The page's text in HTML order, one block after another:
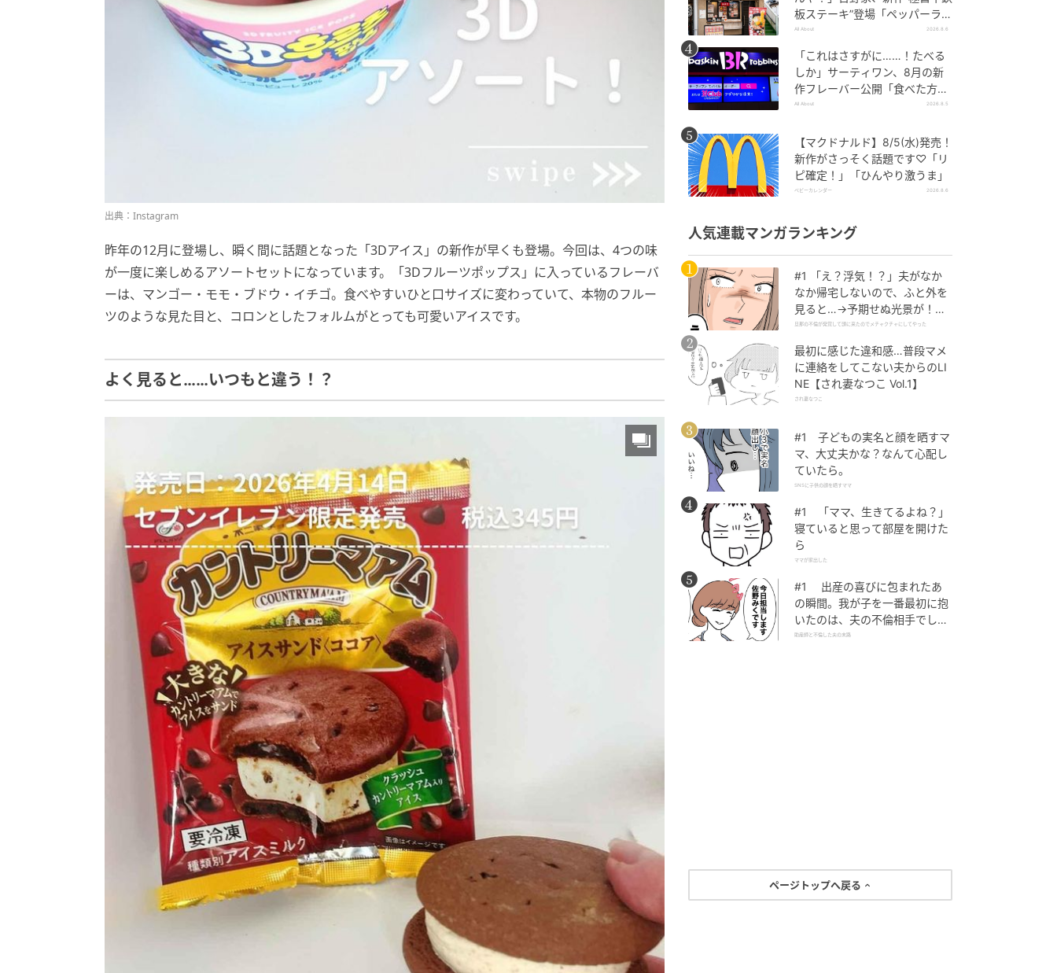
出典：Instagram
昨年の12月に登場し、瞬く間に話題となった「3Dアイス」の新作が早くも登場。今回は、4つの味
が一度に楽しめるアソートセットになっています。「3Dフルーツポップス」に入っているフレーバ
ーは、マンゴー・モモ・ブドウ・イチゴ。食べやすいひと口サイズに変わっていて、本物のフルー
ツのような見た目と、コロンとしたフォルムがとっても可愛いアイスです。
よく見ると……いつもと違う！？
板ステーキ”登場「ペッパーラン
チを潰しに来たぞ……」
All About 2026.8.6
「これはさすがに……！たべる
しか」サーティワン、8月の新
作フレーバー公開「食べた方が
良いですよスイカサマーは」
All About 2026.8.5
【マクドナルド】8/5(水)発売！
新作がさっそく話題です♡「リ
ピ確定！」「ひんやり激うま」
ベビーカレンダー 2026.8.6
人気連載マンガランキング
#1 「え？浮気！？」夫がなか
なか帰宅しないので、ふと外を
見ると…→予期せぬ光景が！｜
旦那の不倫が発覚して頭に来た
旦那の不倫が発覚して頭に来たのでメチャクチャにしてやった
最初に感じた違和感…普段マメ
に連絡をしてこない夫からのLI
NE【され妻なつこ Vol.1】
され妻なつこ
#1 子どもの実名と顔を晒すマ
マ、大丈夫かな？なんて心配し
ていたら。
SNSに子供の顔を晒すママ
#1 「ママ、生きてるよね？」
寝ていると思って部屋を開けた
ら
ママが家出した
#1 出産の喜びに包まれたあ
の瞬間。我が子を一番最初に抱
いたのは、夫の不倫相手でし
た。
助産師と不倫した夫の末路
ページトップへ戻る